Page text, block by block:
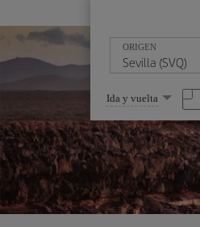
ORIGEN
Seleccione
una
opción
Ida y vuelta